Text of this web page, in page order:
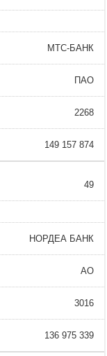
МТС-БАНК
ПАО
2268
149 157 874
49
НОРДЕА БАНК
АО
3016
136 975 339